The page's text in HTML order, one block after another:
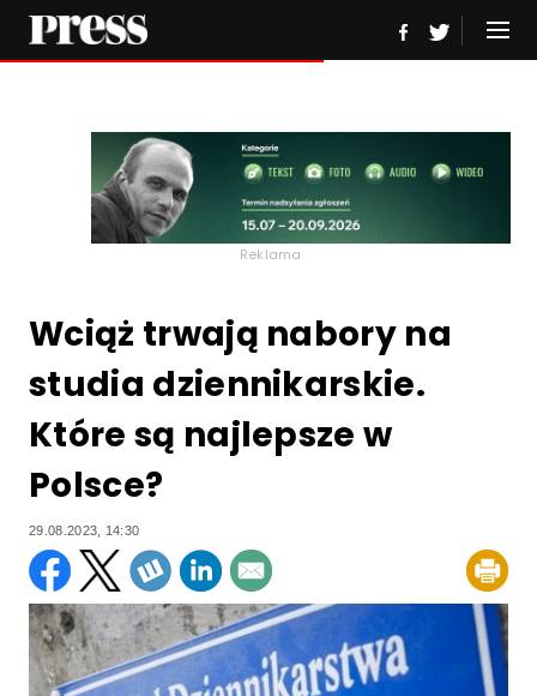
Reklama
Wciąż trwają nabory na
studia dziennikarskie.
Które są najlepsze w
Polsce?
29.08.2023, 14:30